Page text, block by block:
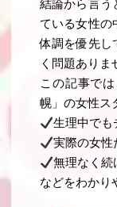
結論から言う
ている女性の
体調を優先し
く問題ありま
この記事で
幌」の女性ス
生理中でも
実際の女性
無理なく続
などをわかり